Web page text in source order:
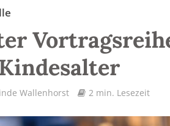
Wallenhorst 2 min. Lesezeit